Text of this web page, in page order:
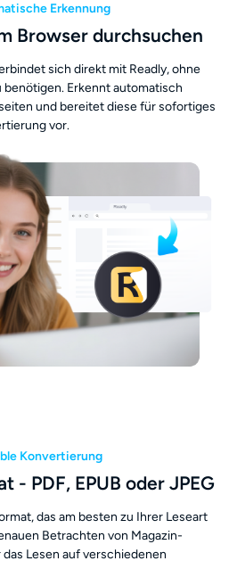
Erkennung
Browser durchsuchen
sich direkt mit Readly, ohne
Erkennt automatisch
und bereitet diese für sofortiges
vor.
Konvertierung
- PDF, EPUB oder JPEG
das am besten zu Ihrer Leseart
Betrachten von Magazin-
das Lesen auf verschiedenen